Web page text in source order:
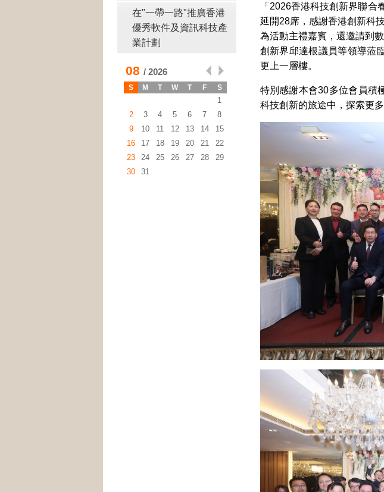
在"一帶一路"推廣香港
優秀軟件及資訊科技產
業計劃
「2026香港科技創新界聯
延開28席，感謝香港創新科
為活動主禮嘉賓，還邀請到
創新界邱達根議員等領導蒞
更上一層樓。
特別感謝本會30多位會員積
科技創新的旅途中，探索更多